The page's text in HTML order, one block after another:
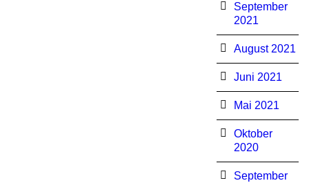
September
2021
August 2021
Juni 2021
Mai 2021
Oktober
2020
September